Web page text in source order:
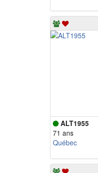
ALT1955
71 ans
Québec